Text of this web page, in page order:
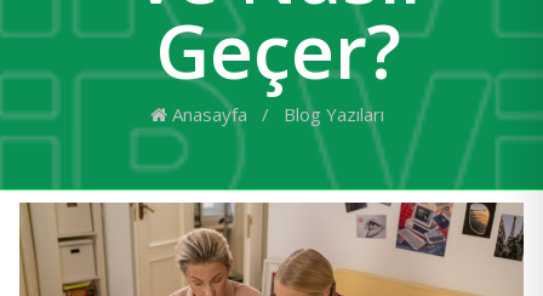
Geçer?
Anasayfa / Blog Yazıları